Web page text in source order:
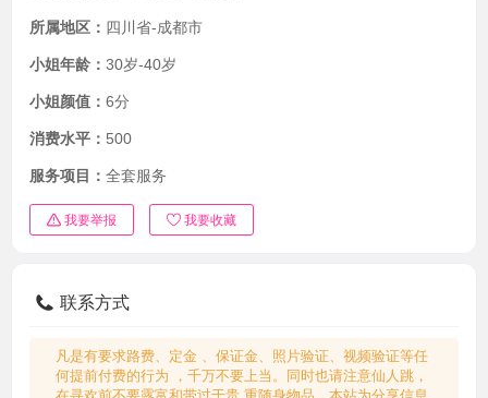
所属地区： 四川省-成都市
小姐年龄： 30岁-40岁
小姐颜值： 6分
消费水平： 500
服务项目： 全套服务
我要举报 我要收藏
联系方式
凡是有要求路费、定金 、保证金、照片验证、视频验证等任
何提前付费的行为 ，千万不要上当。同时也请注意仙人跳，